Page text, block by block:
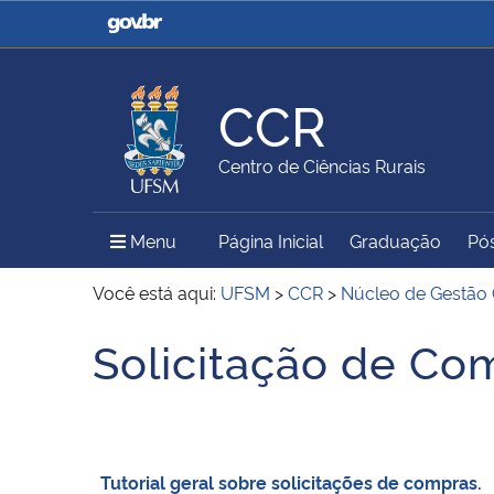
Casa Civil
Ministério da Justiça e
Ministério da Agricultura,
Pecuária e Abastecimento
Ministério da Educação
Ministério do Meio Ambiente Ministério do Turismo
Secretaria de Governo
Gabinete de Segurança
CCR
Centro de Ciências Rurais
Menu Menu Principal do Sítio
Página Inicial Graduação
Você está aqui: UFSM >CCR > Núcleo de Gestão
Início do conteúdo
Solicitação de
Tutorial geral sobre solicitações de compras.